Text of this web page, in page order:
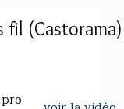
fil (Castorama)